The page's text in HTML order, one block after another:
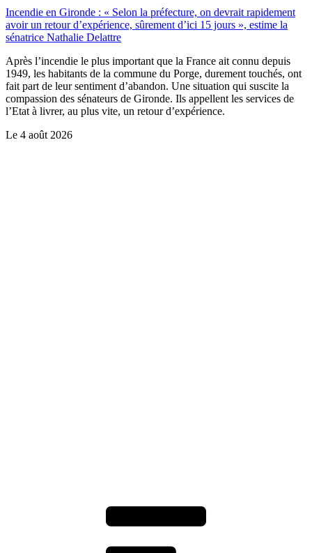
Incendie en Gironde : « Selon la préfecture, on devrait rapidement
avoir un retour d’expérience, sûrement d’ici 15 jours », estime la
sénatrice Nathalie Delattre
Après l’incendie le plus important que la France ait connu depuis
1949, les habitants de la commune du Porge, durement touchés, ont
fait part de leur sentiment d’abandon. Une situation qui suscite la
compassion des sénateurs de Gironde. Ils appellent les services de
l’Etat à livrer, au plus vite, un retour d’expérience.
Le 4 août 2026